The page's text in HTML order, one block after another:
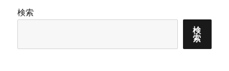
の
夏
タ
イ
検索
検
索